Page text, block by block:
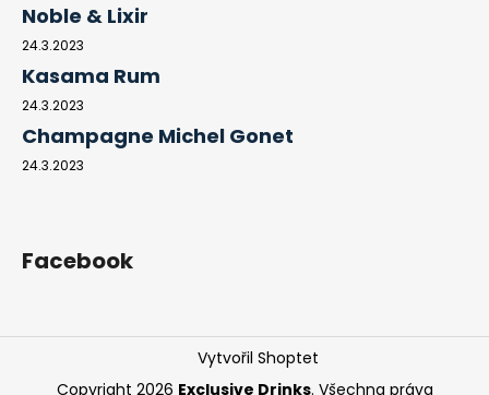
Noble & Lixir
24.3.2023
Kasama Rum
24.3.2023
Champagne Michel Gonet
24.3.2023
Facebook
Vytvořil Shoptet
Copyright 2026 Exclusive Drinks. Všechna práva